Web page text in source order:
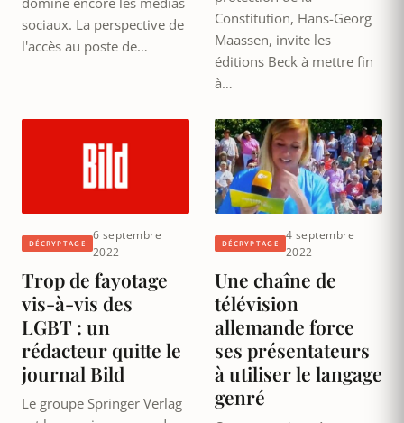
sociaux. La perspective de
l'accès au poste de…
Constitution, Hans-Georg
Maassen, invite les
éditions Beck à mettre fin
à…
DÉCRYPTAGE
6 septembre
2022
Trop de fayotage
vis-à-vis des
LGBT : un
rédacteur quitte le
journal Bild
Le groupe Springer Verlag
DÉCRYPTAGE
4 septembre
2022
Une chaîne de
télévision
allemande force
ses présentateurs
à utiliser le langage
genré